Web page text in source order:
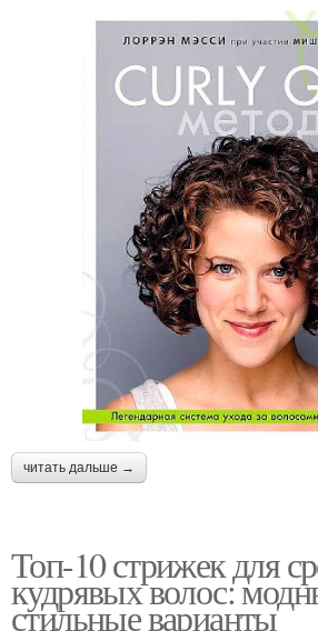
читать дальше →
Топ-10 стрижек для
кудрявых волос:
стильные варианты